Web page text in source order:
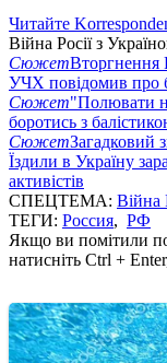
Читайте
Війна Росії з
СюжетВторгнення
УЧХ повідомив про
Сюжет"Полювати
боротись з
СюжетЗагадковий
Їздили в Україну
активістів
СПЕЦТЕМА: Війна
ТЕГИ: Россия, РФ
Якщо ви помітили
натисніть Ctrl +